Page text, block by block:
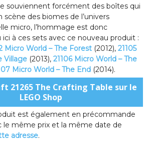
souviennent forcément des boîtes qui
des biomes de l’univers
micro, l’hommage est donc
à ces sets avec ce nouveau produit :
Micro World – The Forest (2012), 21105
Village (2013), 21106 Micro World – The
Micro World – The End (2014).
21265 The Crafting Table sur le
LEGO Shop
est également en précommande
le même prix et la même date de
adresse.